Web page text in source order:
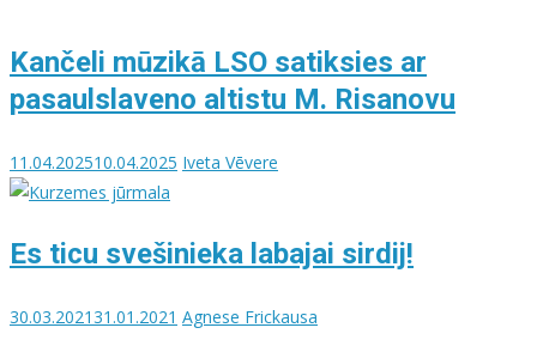
Kančeli mūzikā LSO satiksies ar
pasaulslaveno altistu M. Risanovu
11.04.202510.04.2025 Iveta Vēvere
Es ticu svešinieka labajai sirdij!
30.03.202131.01.2021 Agnese Frickausa